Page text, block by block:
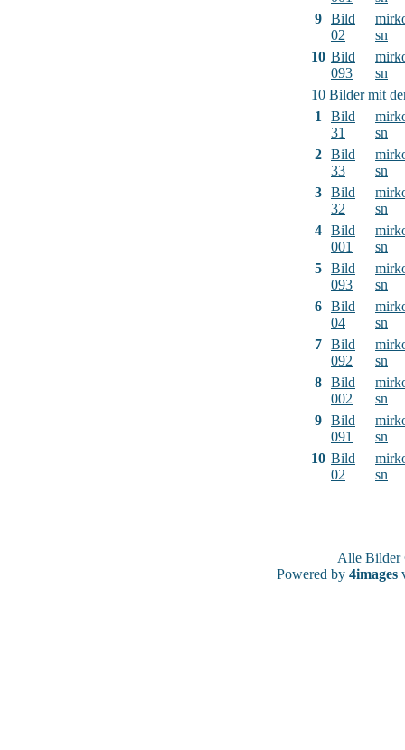
9 Bild
02
sn
10 Bild
093
sn
10 Bilder mit
1
Bild
31
sn
2 Bild
33
sn
3 Bild
32
sn
4 Bild
001
sn
5 Bild
093
sn
6 Bild
04
sn
7 Bild
092
sn
8 Bild
002
sn
9 Bild
091
sn
10 Bild
02
sn
Alle
Powered by 4images